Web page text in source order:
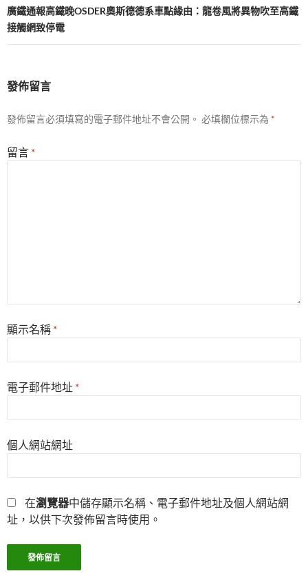
覽
廣鐵通報高鐵晚OSDER奧斯德德系車點緣由：龍卷風將異物吹至高鐵
接觸網致停電
發佈留言
發佈留言必須填寫的電子郵件地址不會公開。 必填欄位標示為 *
留言 *
顯示名稱 *
電子郵件地址 *
個人網站網址
在瀏覽器中儲存顯示名稱、電子郵件地址及個人網站網
址，以供下次發佈留言時使用。